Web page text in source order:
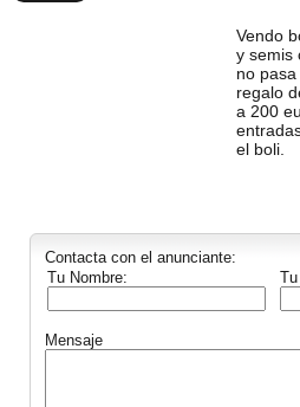
Vendo
y semis
no
regalo
a 200
el boli.
Contacta con el anunciante:
Tu Nombre:
Mensaje